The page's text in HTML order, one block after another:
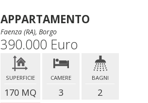
APPARTAMENTO
Faenza (RA), Borgo
390.000 Euro
SUPERFICIE
170 MQ
CAMERE
3
BAGNI
2